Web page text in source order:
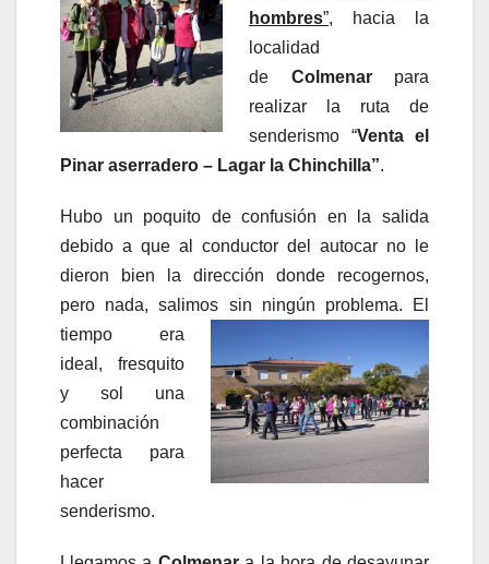
hombres”, hacia la
localidad
de Colmenarpara
realizar la ruta de
senderismo “Venta el
Pinar aserradero – Lagar la Chinchilla”.
Hubo un poquito de confusión en la salida
debido a que al conductor del autocar no le
dieron bien la dirección donde recogernos,
pero nada, salimos sin ningún problema. El
tiempo era
ideal, fresquito
y sol una
combinación
perfecta para
hacer
senderismo.